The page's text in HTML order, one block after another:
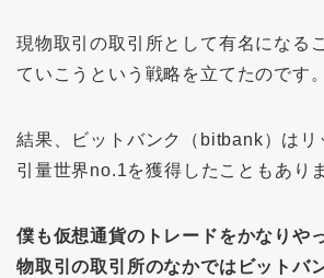
現物取引の取引所として有名になる
ていこうという戦略を立てたのです。
結果、ビットバンク（bitbank）はリ
引量世界no.1を獲得したこともあり
僕も仮想通貨のトレードをかなりや
物取引の取引所のなかではビットバ